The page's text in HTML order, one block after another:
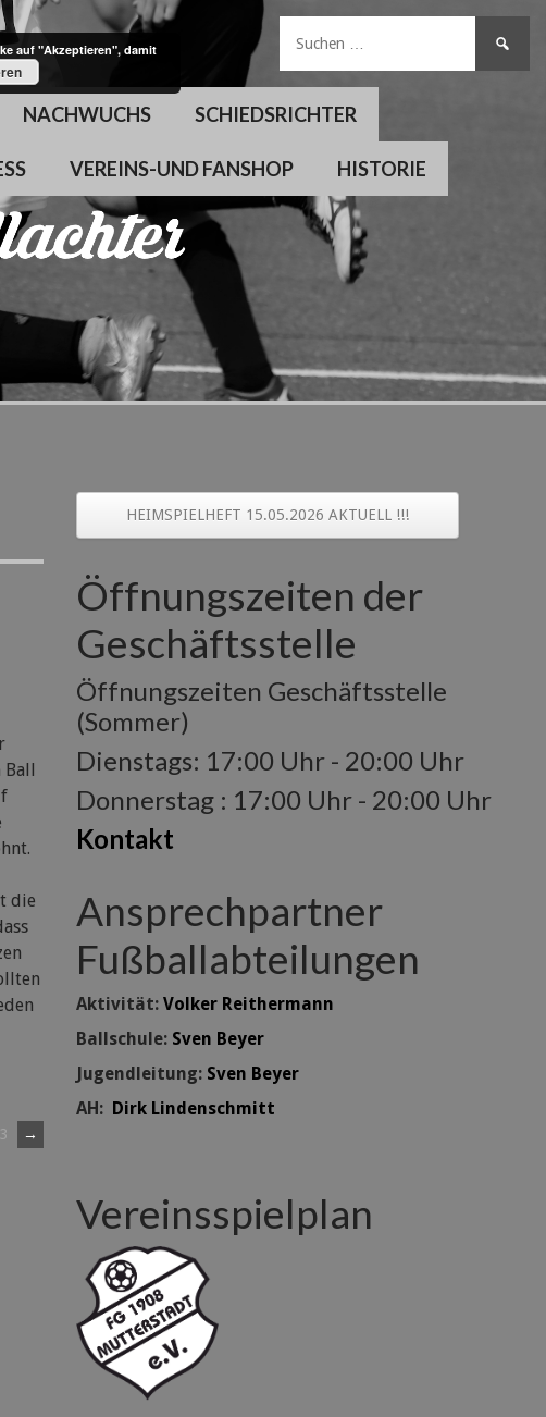
NACHWUCHS SCHIEDSRICHTER
VEREINS-UND FANSHOP HISTORIE
nach:
Ball
die
→
HEIMSPIELHEFT 15.05.2026 AKTUELL !!!
Öffnungszeiten der
Geschäftsstelle
Öffnungszeiten Geschäftsstelle
(Sommer)
Dienstags: 17:00 Uhr - 20:00 Uhr
Donnerstag : 17:00 Uhr - 20:00 Uhr
Kontakt
Ansprechpartner
Fußballabteilungen
Aktivität:Volker Reithermann
Ballschule: Sven Beyer
Jugendleitung: Sven Beyer
AH: Dirk Lindenschmitt
Vereinsspielplan
auf "Akzeptieren", damit